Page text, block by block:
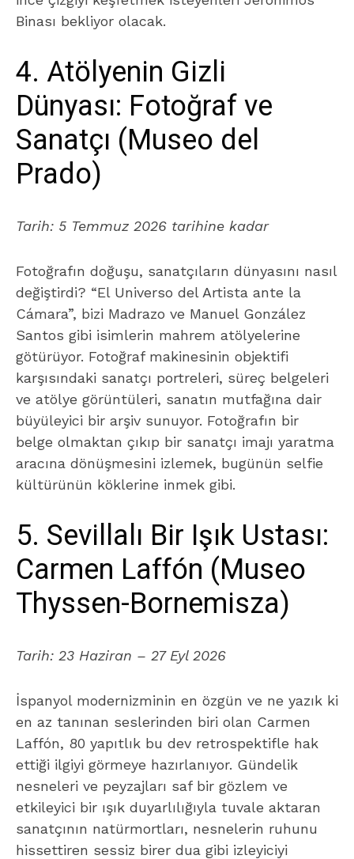
Binası bekliyor olacak.
4. Atölyenin Gizli
Dünyası: Fotoğraf ve
Sanatçı (Museo del
Prado)
Tarih: 5 Temmuz 2026 tarihine kadar
Fotoğrafın doğuşu, sanatçıların dünyasını nasıl
değiştirdi? “El Universo del Artista ante la
Cámara”, bizi Madrazo ve Manuel González
Santos gibi isimlerin mahrem atölyelerine
götürüyor. Fotoğraf makinesinin objektifi
karşısındaki sanatçı portreleri, süreç belgeleri
ve atölye görüntüleri, sanatın mutfağına dair
büyüleyici bir arşiv sunuyor. Fotoğrafın bir
belge olmaktan çıkıp bir sanatçı imajı yaratma
aracına dönüşmesini izlemek, bugünün selfie
kültürünün köklerine inmek gibi.
5. Sevillalı Bir Işık Ustası:
Carmen Laffón (Museo
Thyssen-Bornemisza)
Tarih: 23 Haziran – 27 Eyl 2026
İspanyol modernizminin en özgün ve ne yazık ki
en az tanınan seslerinden biri olan Carmen
Laffón, 80 yapıtlık bu dev retrospektifle hak
ettiği ilgiyi görmeye hazırlanıyor. Gündelik
nesneleri ve peyzajları saf bir gözlem ve
etkileyici bir ışık duyarlılığıyla tuvale aktaran
sanatçının natürmortları, nesnelerin ruhunu
hissettiren sessiz birer dua gibi izleyiciyi